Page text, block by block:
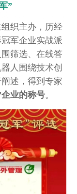
”
织主办，历经
军企业实战派
筛选、在线答
人围绕技术创
述，得到专家
业的称号。